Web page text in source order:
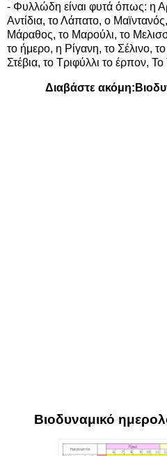
- Φυλλώδη είναι φυτά όπως: η
Αντίδια, το Λάπατο, ο
Μάραθος, το Μαρούλι, το
το ήμερο, η Ρίγανη, το Σέλινο,
Στέβια, το Τριφύλλι το έρπον,
Διαβάστε ακόμη:
Βιοδυναμικό